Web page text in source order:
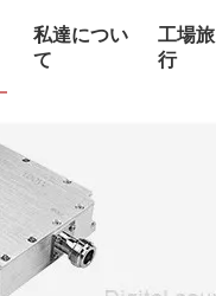
私達につい
て
工場旅
行